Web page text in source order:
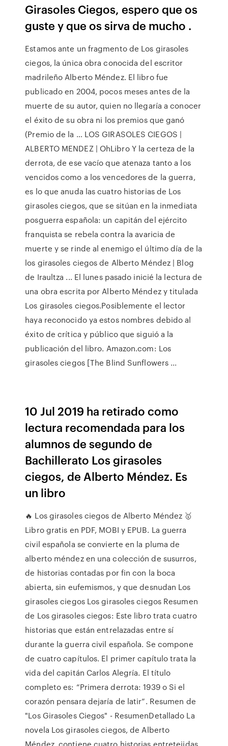
Girasoles Ciegos, espero que os
guste y que os sirva de mucho .
Estamos ante un fragmento de Los girasoles
ciegos, la única obra conocida del escritor
madrileño Alberto Méndez. El libro fue
publicado en 2004, pocos meses antes de la
muerte de su autor, quien no llegaría a conocer
el éxito de su obra ni los premios que ganó
(Premio de la … LOS GIRASOLES CIEGOS |
ALBERTO MENDEZ | OhLibro Y la certeza de la
derrota, de ese va­cío que atenaza tanto a los
vencidos como a los vencedores de la guerra,
es lo que anuda las cuatro historias de Los
girasoles ciegos, que se sitúan en la inmediata
posguerra española: un capitán del ejército
franquista se rebela contra la avaricia de
muerte y se rinde al enemigo el último día de la
los girasoles ciegos de Alberto Méndez | Blog
de Iraultza ... El lunes pasado inicié la lectura de
una obra escrita por Alberto Méndez y titulada
Los girasoles ciegos.Posiblemente el lector
haya reconocido ya estos nombres debido al
éxito de crítica y público que siguió a la
publicación del libro. Amazon.com: Los
girasoles ciegos [The Blind Sunflowers ...
10 Jul 2019 ha retirado como
lectura recomendada para los
alumnos de segundo de
Bachillerato Los girasoles
ciegos, de Alberto Méndez. Es
un libro
🔥 Los girasoles ciegos de Alberto Méndez 🥇
Libro gratis en PDF, MOBI y EPUB. La guerra
civil española se convierte en la pluma de
alberto méndez en una colección de susurros,
de historias contadas por fin con la boca
abierta, sin eufemismos, y que desnudan Los
girasoles ciegos Los girasoles ciegos Resumen
de Los girasoles ciegos: Este libro trata cuatro
historias que están entrelazadas entre sí
durante la guerra civil española. Se compone
de cuatro capítulos. El primer capítulo trata la
vida del capitán Carlos Alegría. El título
completo es: “Primera derrota: 1939 o Si el
corazón pensara dejaría de latir”. Resumen de
"Los Girasoles Ciegos" - ResumenDetallado La
novela Los girasoles ciegos, de Alberto
Méndez, contiene cuatro historias entretejidas